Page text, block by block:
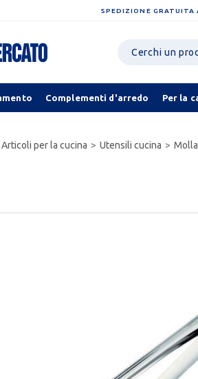
SPEDIZIONE GRATUITA
Complementi d'arredo Per la
Articoli per la cucina Utensili cucina